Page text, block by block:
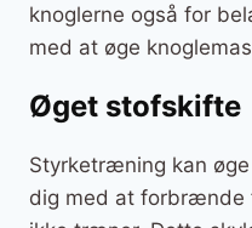
knoglerne også for
med at øge
Øget stofskifte
Styrketræning kan
dig med at forbrænde